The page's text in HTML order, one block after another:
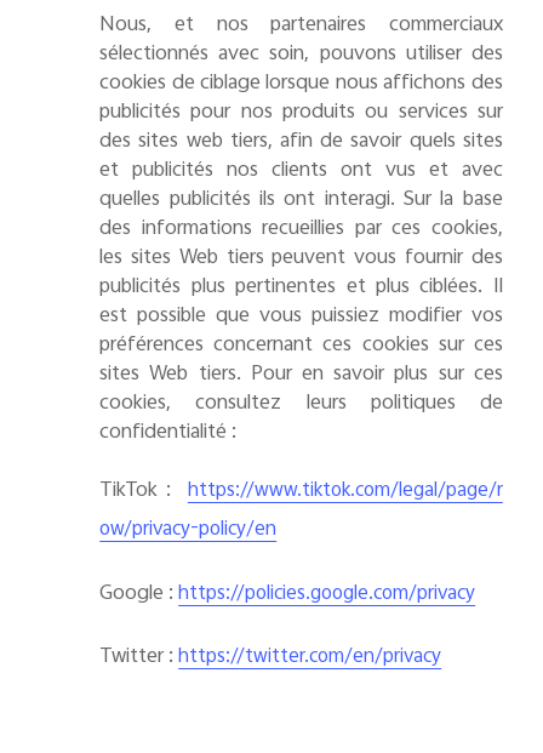
Nous, et nos partenaires commerciaux
sélectionnés avec soin, pouvons utiliser des
cookies de ciblage lorsque nous affichons des
publicités pour nos produits ou services sur
des sites web tiers, afin de savoir quels sites
et publicités nos clients ont vus et avec
quelles publicités ils ont interagi. Sur la base
des informations recueillies par ces cookies,
les sites Web tiers peuvent vous fournir des
publicités plus pertinentes et plus ciblées. Il
est possible que vous puissiez modifier vos
préférences concernant ces cookies sur ces
sites Web tiers. Pour en savoir plus sur ces
cookies, consultez leurs politiques de
confidentialité :
TikTok : https://www.tiktok.com/legal/page/r
ow/privacy-policy/en
Google :https://policies.google.com/privacy
Twitter :https://twitter.com/en/privacy